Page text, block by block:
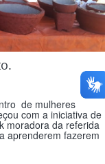
de mulheres
com a iniciativa de
moradora da referida
aprenderem fazerem